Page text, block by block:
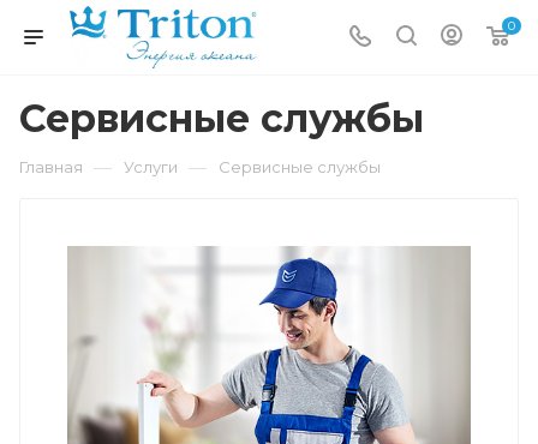
0
Сервисные службы
Главная — Услуги — Сервисные службы